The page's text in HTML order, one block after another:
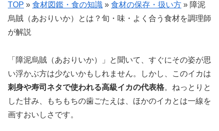
TOP » 食材図鑑・食の知識 » 食材の保存・扱い方 » 障泥
烏賊（あおりいか）とは？旬・味・よく合う食材を調理師
が解説
「障泥烏賊（あおりいか）」と聞いて、すぐにその姿が思
い浮かぶ方は少ないかもしれません。しかし、このイカは
刺身や寿司ネタで使われる高級イカの代表格。ねっとりと
した甘み、もちもちの歯ごたえは、ほかのイカとは一線を
画すおいしさです。